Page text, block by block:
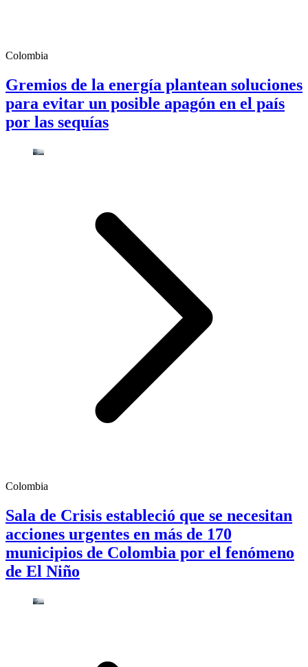
Colombia
Gremios de la energía plantean soluciones
para evitar un posible apagón en el país
por las sequías
Colombia
Sala de Crisis estableció que se necesitan
acciones urgentes en más de 170
municipios de Colombia por el fenómeno
de El Niño